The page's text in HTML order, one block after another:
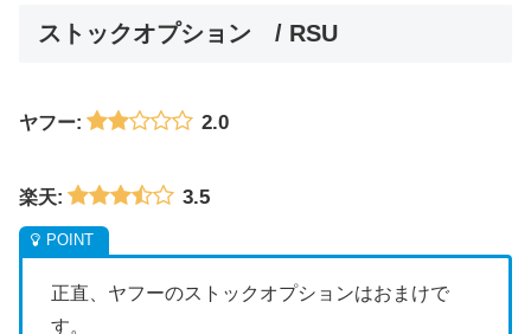
ストックオプション / RSU
ヤフー: 2.0
楽天: 3.5
正直、ヤフーのストックオプションはおまけで
す。